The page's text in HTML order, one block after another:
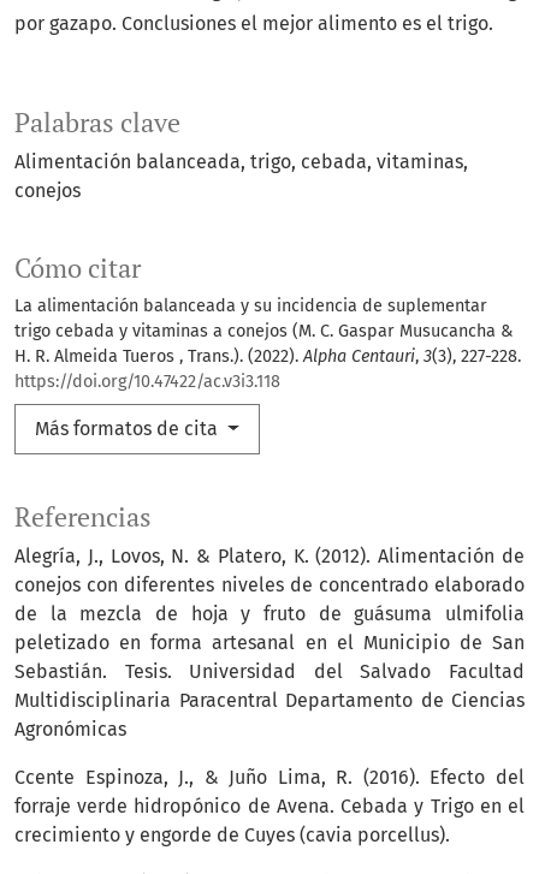
Palabras clave
Alimentación balanceada trigo cebada vitaminas
conejos
Cómo citar
La alimentación balanceada y su incidencia de suplementar
trigo cebada y vitaminas a conejos (M. C. Gaspar Musucancha &
H. R. Almeida Tueros , Trans.). (2022).Alpha Centauri, 3(3), 227-228.
https://doi.org/10.47422/ac.v3i3.118
Más formatos de cita
por gazapo. Conclusiones el mejor alimento es el trigo.
Referencias
Alegría, J., Lovos, N. & Platero, K. (2012). Alimentación de
conejos con diferentes niveles de concentrado elaborado
de la mezcla de hoja y fruto de guásuma ulmifolia
peletizado en forma artesanal en el Municipio de San
Sebastián. Tesis. Universidad del Salvado Facultad
Multidisciplinaria Paracentral Departamento de Ciencias
Agronómicas
Ccente Espinoza, J., & Juño Lima, R. (2016). Efecto del
forraje verde hidropónico de Avena. Cebada y Trigo en el
crecimiento y engorde de Cuyes (cavia porcellus).